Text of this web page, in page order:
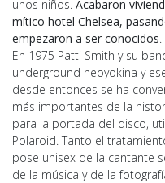
unos niños. Acabaron
mítico hotel Chelsea,
empezaron a ser conocidos.
En 1975 Patti Smith y su
underground neoyokina y
desde entonces se ha
más importantes de la
para la portada del disco,
Polaroid. Tanto el
pose unisex de la cantante
de la música y de la